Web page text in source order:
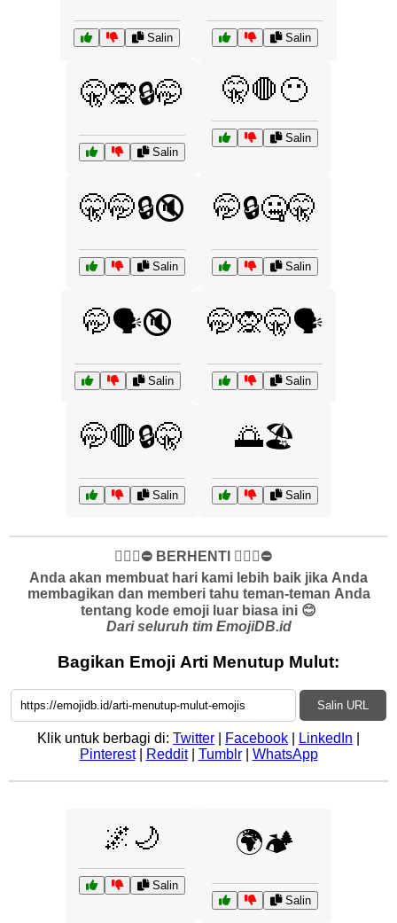
Salin Salin
🤫🙊🔒🤭
Salin
🤫🛑😶
Salin
🤫🤭🔒🔇
Salin
🤭🔒🤐🤫
Salin
🤭🗣️🔇
Salin
🤭🙊🤫🗣️
Salin
🤭🛑🔒🤫
Salin
🌅🏖️
Salin
✋🏻🛑⛔️ BERHENTI ✋🏻🛑⛔️
Anda akan membuat hari kami lebih baik jika Anda
membagikan dan memberi tahu teman-teman Anda
tentang kode emoji luar biasa ini 😊
Dari seluruh tim EmojiDB.id
Bagikan Emoji Arti Menutup Mulut:
Salin URL
Klik untuk berbagi di: Twitter Facebook LinkedIn
Pinterest| Reddit| Tumblr| WhatsApp
🌌🌙
Salin
🌍🏕️
Salin